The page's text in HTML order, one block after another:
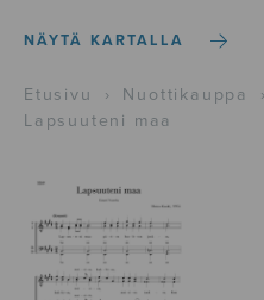
NÄYTÄ KARTALLA
Etusivu › Nuottikauppa ›
Lapsuuteni maa